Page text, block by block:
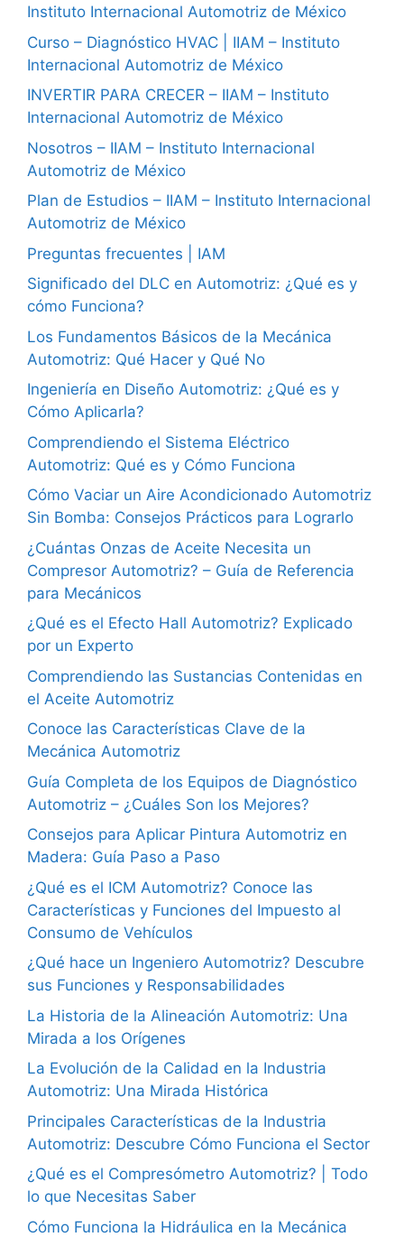
Instituto Internacional Automotriz de México
Curso – Diagnóstico HVAC | IIAM – Instituto
Internacional Automotriz de México
INVERTIR PARA CRECER – IIAM – Instituto
Internacional Automotriz de México
Nosotros – IIAM – Instituto Internacional
Automotriz de México
Plan de Estudios – IIAM – Instituto Internacional
Automotriz de México
Preguntas frecuentes | IAM
Significado del DLC en Automotriz: ¿Qué es y
cómo Funciona?
Los Fundamentos Básicos de la Mecánica
Automotriz: Qué Hacer y Qué No
Ingeniería en Diseño Automotriz: ¿Qué es y
Cómo Aplicarla?
Comprendiendo el Sistema Eléctrico
Automotriz: Qué es y Cómo Funciona
Cómo Vaciar un Aire Acondicionado Automotriz
Sin Bomba: Consejos Prácticos para Lograrlo
¿Cuántas Onzas de Aceite Necesita un
Compresor Automotriz? – Guía de Referencia
para Mecánicos
¿Qué es el Efecto Hall Automotriz? Explicado
por un Experto
Comprendiendo las Sustancias Contenidas en
el Aceite Automotriz
Conoce las Características Clave de la
Mecánica Automotriz
Guía Completa de los Equipos de Diagnóstico
Automotriz – ¿Cuáles Son los Mejores?
Consejos para Aplicar Pintura Automotriz en
Madera: Guía Paso a Paso
¿Qué es el ICM Automotriz? Conoce las
Características y Funciones del Impuesto al
Consumo de Vehículos
¿Qué hace un Ingeniero Automotriz? Descubre
sus Funciones y Responsabilidades
La Historia de la Alineación Automotriz: Una
Mirada a los Orígenes
La Evolución de la Calidad en la Industria
Automotriz: Una Mirada Histórica
Principales Características de la Industria
Automotriz: Descubre Cómo Funciona el Sector
¿Qué es el Compresómetro Automotriz? | Todo
lo que Necesitas Saber
Cómo Funciona la Hidráulica en la Mecánica